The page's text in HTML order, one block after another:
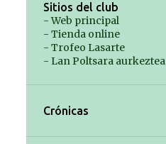
Sitios del club
- Web principal
- Tienda online
- Trofeo Lasarte
- Lan Poltsara aurkeztea
Crónicas